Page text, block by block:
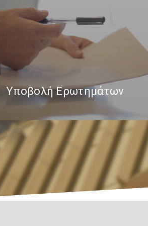
Υποβολή Ερωτημάτων